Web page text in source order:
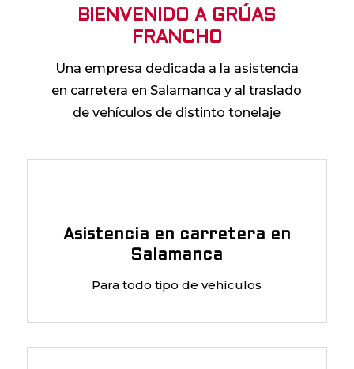
BIENVENIDO A GRÚAS
FRANCHO
Una empresa dedicada a la asistencia
en carretera en Salamanca y al traslado
de vehículos de distinto tonelaje
Asistencia en carretera en
Salamanca
Para todo tipo de vehículos